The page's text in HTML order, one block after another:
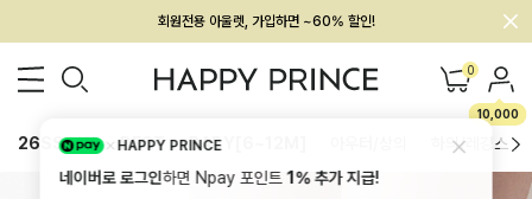
회원전용 아울렛, 가입하면 ~60% 할인!
멤버십 최대 28,000원 혜택 0
10,000
26SS 신상 BEST BABY[6~12M] 하의/레깅스
HAPPY PRINCE
네이버로 로그인하면 Npay 포인트1%추가 지급!